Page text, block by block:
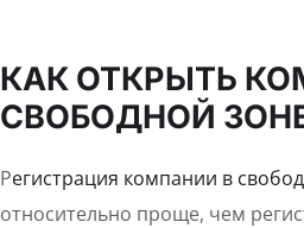
КАК ОТКРЫТЬ
СВОБОДНОЙ
Регистрация компании в
относительно проще, чем